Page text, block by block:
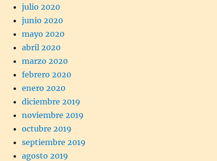
julio 2020
junio 2020
mayo 2020
abril 2020
marzo 2020
febrero 2020
enero 2020
diciembre 2019
noviembre 2019
octubre 2019
septiembre 2019
agosto 2019